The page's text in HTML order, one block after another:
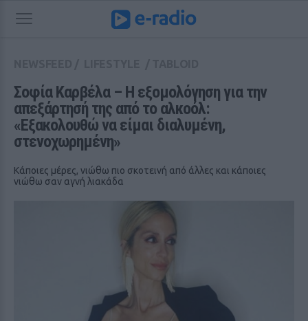
Σοφία Καρβέλα – Η εξομολόγηση για την
απεξάρτησή της από το αλκοόλ:
«Εξακολουθώ να είμαι διαλυμένη,
στενοχωρημένη»
Κάποιες μέρες, νιώθω πιο σκοτεινή από άλλες και κάποιες
νιώθω σαν αγνή λιακάδα